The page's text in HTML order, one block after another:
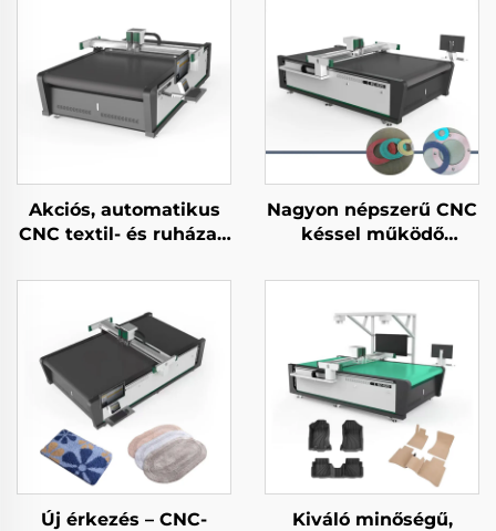
Akciós, automatikus
CNC textil- és ruházati
Nagyon népszerű CNC
késsel működő
gumitömítés- és
habvágó gép
Új érkezés – CNC-
Kiváló minőségű,